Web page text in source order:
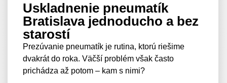
Uskladnenie pneumatík
Bratislava jednoducho a bez
starostí
Prezúvanie pneumatík je rutina, ktorú riešime
dvakrát do roka. Väčší problém však často
prichádza až potom – kam s nimi?